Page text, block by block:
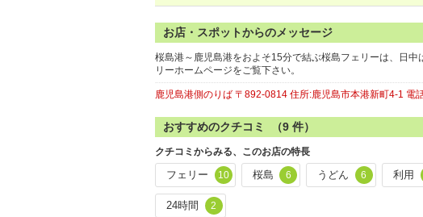
お店・スポットからのメッセージ
桜島港～鹿児島港をおよそ15分で結ぶ桜島フェリーは、日
リーホームページをご覧下さい。
鹿児島港側のりば 〒892-0814 住所:鹿児島市本港新町4-1 電
おすすめのクチコミ （9 件）
クチコミからみる、このお店の特長
フェリー 10 桜島 6 うどん 6 利用
24時間 2